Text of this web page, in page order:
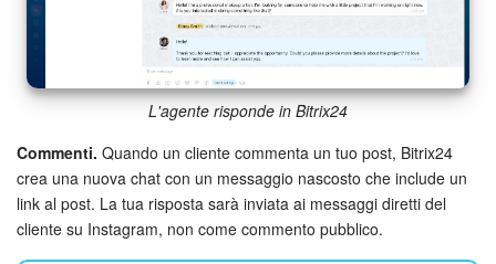
L'agente risponde in Bitrix24
Commenti. Quando un cliente commenta un tuo post, Bitrix24
crea una nuova chat con un messaggio nascosto che include un
link al post. La tua risposta sarà inviata ai messaggi diretti del
cliente su Instagram, non come commento pubblico.